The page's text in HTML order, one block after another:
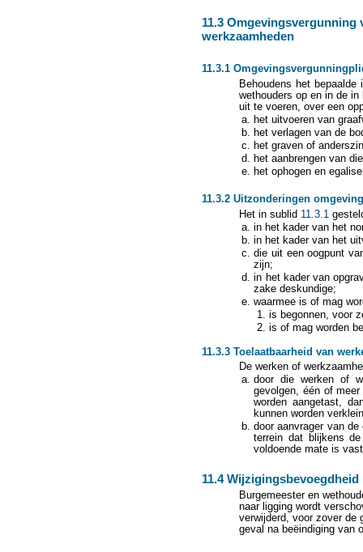
11.3
werkzaamheden
11.3.1
Behoudens het
wethouders op en in de
uit te voeren, over een
het uitvoeren van
het verlagen van de
het graven of
het aanbrengen van
het ophogen en
11.3.2 Uitzonderingen
Het in sublid 11.3.1
in het kader van het
in het kader van het
die uit een oogpunt
zijn;
in het kader van
zake deskundige;
waarmee is of mag
is begonnen, voor
is of mag worden
11.3.3 Toelaatbaarheid van
De werken of
door die werken of
gevolgen, één of
worden aangetast,
kunnen worden
door aanvrager van
terrein dat blijkens
voldoende mate is
11.4 Wijzigingsbevoegdheid
Burgemeester en
naar ligging wordt
verwijderd, voor zover de
geval na beëindiging van